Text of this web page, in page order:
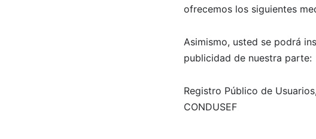
ofrecemos los siguientes
Asimismo, usted se podrá
publicidad de nuestra parte:
Registro Público de
CONDUSEF